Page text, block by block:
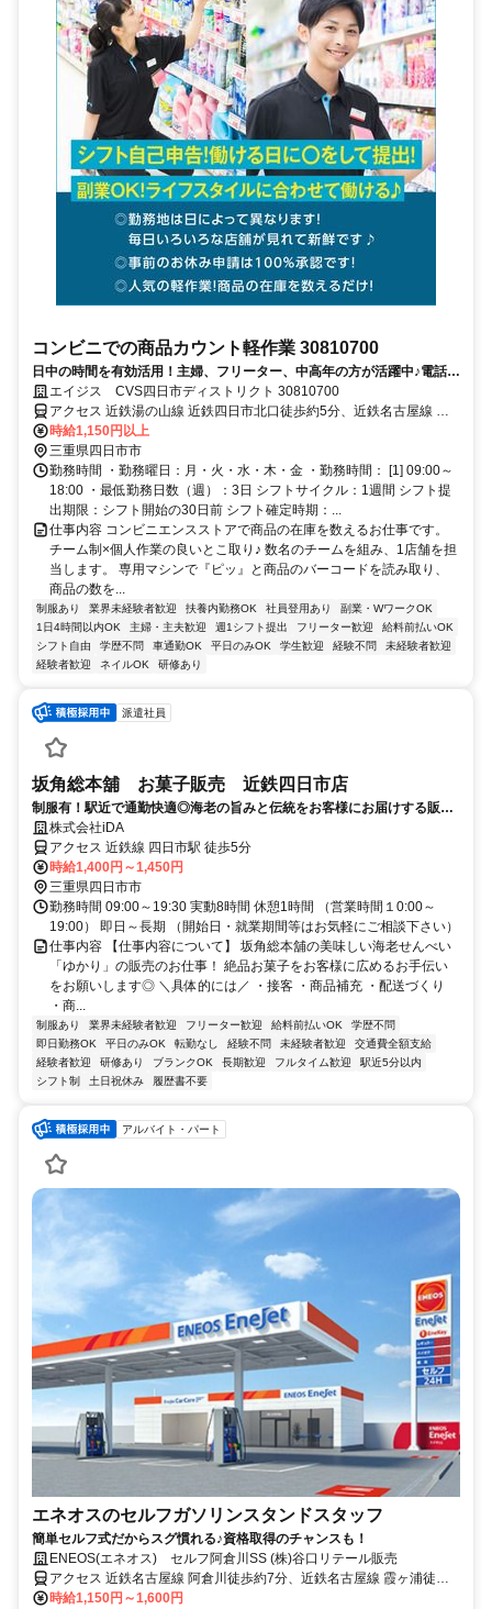
コンビニでの商品カウント軽作業 30810700
日中の時間を有効活用！主婦、フリーター、中高年の方が活躍中♪電話面
接で合否決定！応募時は履歴書不要！
エイジス CVS四日市ディストリクト 30810700
アクセス 近鉄湯の山線 近鉄四日市北口徒歩約5分、近鉄名古屋線 近
鉄四日市北口徒歩約5分 上記は営業所の最寄り駅となります
時給1,150円以上
三重県四日市市
勤務時間 ・勤務曜日：月・火・水・木・金 ・勤務時間： [1] 09:00～
18:00 ・最低勤務日数（週）：3日 シフトサイクル：1週間 シフト提
出期限：シフト開始の30日前 シフト確定時期：...
仕事内容 コンビニエンスストアで商品の在庫を数えるお仕事です。
チーム制×個人作業の良いとこ取り♪ 数名のチームを組み、1店舗を担
当します。 専用マシンで『ピッ』と商品のバーコードを読み取り、
商品の数を...
制服あり 業界未経験者歓迎 扶養内勤務OK 社員登用あり
副業・WワークOK
1日4時間以内OK
主婦・主夫歓迎 週1シフト提出 フリーター歓迎
給料前払いOK
シフト自由
学歴不問 車通勤OK 平日のみOK 学生歓迎 経験不問
未経験者歓迎
経験者歓迎
ネイルOK 研修あり
派遣社員
坂角総本舖 お菓子販売 近鉄四日市店
制服有！駅近で通勤快適◎海老の旨みと伝統をお客様にお届けする販売
のお仕事！
株式会社iDA
アクセス 近鉄線 四日市駅 徒歩5分
時給1,400円～1,450円
三重県四日市市
勤務時間 09:00～19:30 実動8時間 休憩1時間 （営業時間１0:00～
19:00） 即日～長期 （開始日・就業期間等はお気軽にご相談下さい）
仕事内容 【仕事内容について】 坂角総本舖の美味しい海老せんべい
「ゆかり」の販売のお仕事！ 絶品お菓子をお客様に広めるお手伝い
をお願いします◎ ＼具体的には／ ・接客 ・商品補充 ・配送づくり
・商...
制服あり 業界未経験者歓迎 フリーター歓迎 給料前払いOK
学歴不問
即日勤務OK
平日のみOK 転勤なし 経験不問 未経験者歓迎
交通費全額支給
経験者歓迎
研修あり ブランクOK 長期歓迎 フルタイム歓迎
駅近5分以内
シフト制
土日祝休み 履歴書不要
アルバイト・パート
エネオスのセルフガソリンスタンドスタッフ
簡単セルフ式だからスグ慣れる♪資格取得のチャンスも！
ENEOS(エネオス) セルフ阿倉川SS (株)谷口リテール販売
アクセス 近鉄名古屋線 阿倉川徒歩約7分、近鉄名古屋線 霞ヶ浦徒歩
約15分、近鉄名古屋線 川原町徒歩約18分
時給1,150円～1,600円